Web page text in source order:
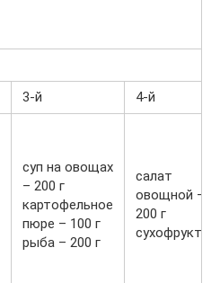
3-й
4-й
суп на овощах
– 200 г
картофельное
пюре – 100 г
рыба – 200 г
салат
овощной –
200 г
сухофрукты